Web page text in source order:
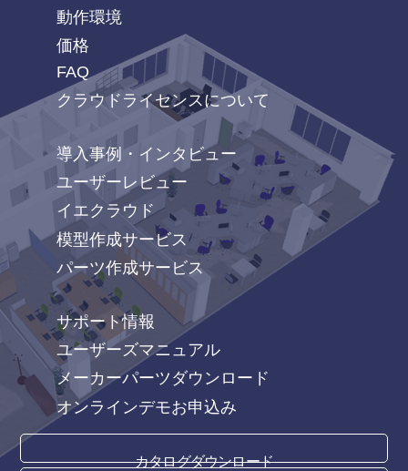
動作環境
価格
FAQ
クラウドライセンスについて
導入事例・インタビュー
ユーザーレビュー
イエクラウド
模型作成サービス
パーツ作成サービス
サポート情報
ユーザーズマニュアル
メーカーパーツダウンロード
オンラインデモお申込み
カタログダウンロード